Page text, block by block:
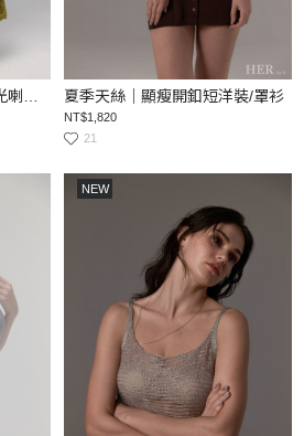
夏季天絲｜顯瘦開釦短洋裝/罩衫
NT$1,820
21
NEW